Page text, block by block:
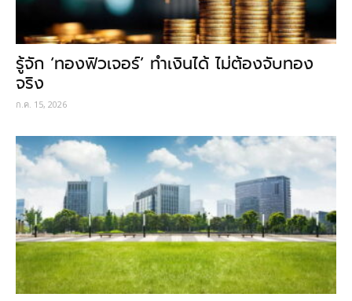
รู้จัก ‘ทองฟิวเจอร์’ ทำเงินได้ ไม่ต้องจับทอง
จริง
ก.ค. 15, 2026